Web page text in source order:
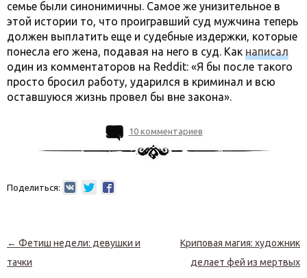
семье были синонимичны. Самое же унизительное в
этой истории то, что проигравший суд мужчина теперь
должен выплатить еще и судебные издержки, которые
понесла его жена, подавая на него в суд. Как написал
один из комментаторов на Reddit: «Я бы после такого
просто бросил работу, ударился в криминал и всю
оставшуюся жизнь провел бы вне закона».
10 комментариев
Поделиться:
Навигация по записям
← Фетиш недели: девушки и
тачки
Криповая магия: художник
делает фей из мертвых